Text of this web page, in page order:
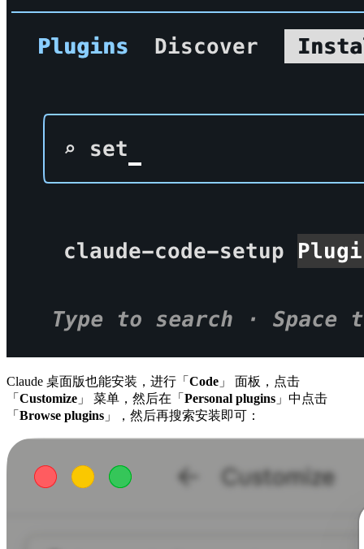
Claude 桌面版也能安装，进行「 Code 」 面板，点击
「 Customize 」 菜单，然后在「 Personal plugins 」中点击
「 Browse plugins 」，然后再搜索安装即可：